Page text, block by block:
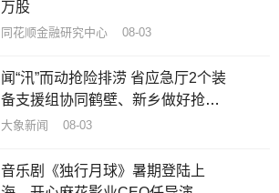
万股
同花顺金融研究中心 08-03
闻“汛”而动抢险排涝 省应急厅2个装
备支援组协同鹤壁、新乡做好抢排
工作
大象新闻 08-03
音乐剧《独行月球》暑期登陆上